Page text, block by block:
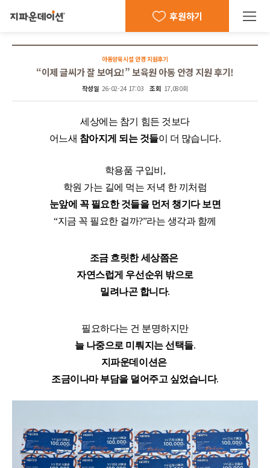
후원하기
아동양육시설 안경 지원후기
“이제 글씨가 잘 보여요!” 보육원 아동 안경 지원 후기!
작성일 26-02-24 17:03 조회 17,080회
세상에는 참기 힘든 것보다
어느새 참아지게 되는 것들이 더 많습니다.
학용품 구입비,
학원 가는 길에 먹는 저녁 한 끼처럼
눈앞에 꼭 필요한 것들을 먼저 챙기다 보면
“지금 꼭 필요한 걸까?”라는 생각과 함께
조금 흐릿한 세상쯤은
자연스럽게 우선순위 밖으로
밀려나곤 합니다.
필요하다는 건 분명하지만
늘 나중으로 미뤄지는 선택들.
지파운데이션은
조금이나마 부담을 덜어주고 싶었습니다.